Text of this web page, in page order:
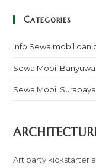
Categories
Info Sewa mobil dan
Sewa Mobil
Sewa Mobil Surabaya
Art party kickstarter